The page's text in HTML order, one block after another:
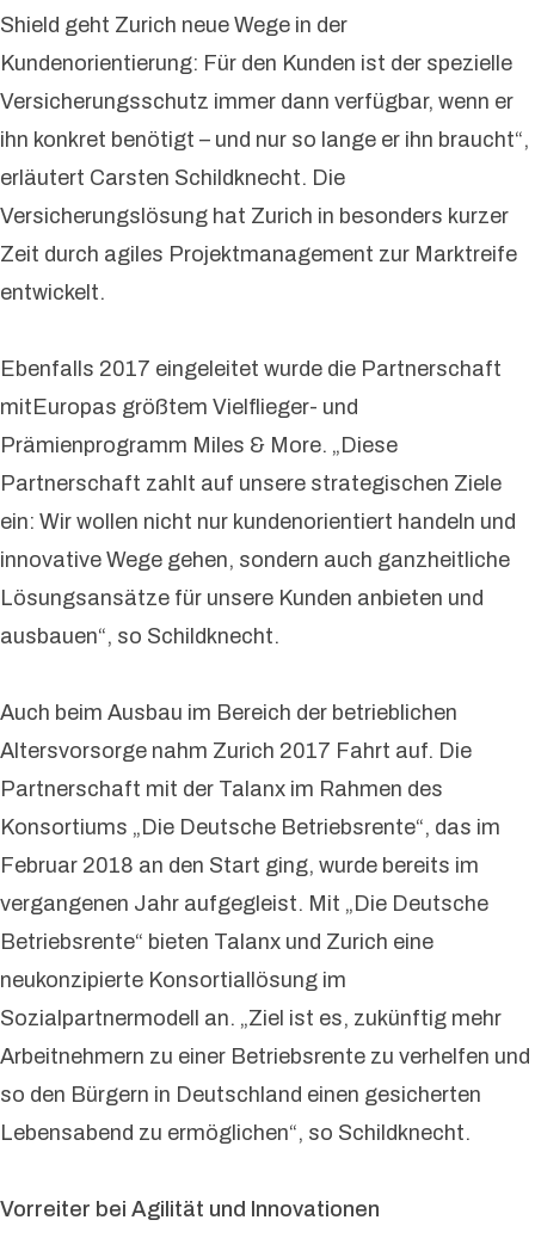
Shield geht Zurich neue Wege in der
Kundenorientierung: Für den Kunden ist der spezielle
Versicherungsschutz immer dann verfügbar, wenn er
ihn konkret benötigt – und nur so lange er ihn braucht“,
erläutert Carsten Schildknecht. Die
Versicherungslösung hat Zurich in besonders kurzer
Zeit durch agiles Projektmanagement zur Marktreife
entwickelt.
Ebenfalls 2017 eingeleitet wurde die Partnerschaft
mitEuropas größtem Vielflieger- und
Prämienprogramm Miles & More. „Diese
Partnerschaft zahlt auf unsere strategischen Ziele
ein: Wir wollen nicht nur kundenorientiert handeln und
innovative Wege gehen, sondern auch ganzheitliche
Lösungsansätze für unsere Kunden anbieten und
ausbauen“, so Schildknecht.
Auch beim Ausbau im Bereich der betrieblichen
Altersvorsorge nahm Zurich 2017 Fahrt auf. Die
Partnerschaft mit der Talanx im Rahmen des
Konsortiums „Die Deutsche Betriebsrente“, das im
Februar 2018 an den Start ging, wurde bereits im
vergangenen Jahr aufgegleist. Mit „Die Deutsche
Betriebsrente“ bieten Talanx und Zurich eine
neukonzipierte Konsortiallösung im
Sozialpartnermodell an. „Ziel ist es, zukünftig mehr
Arbeitnehmern zu einer Betriebsrente zu verhelfen und
so den Bürgern in Deutschland einen gesicherten
Lebensabend zu ermöglichen“, so Schildknecht.
Vorreiter bei Agilität und Innovationen